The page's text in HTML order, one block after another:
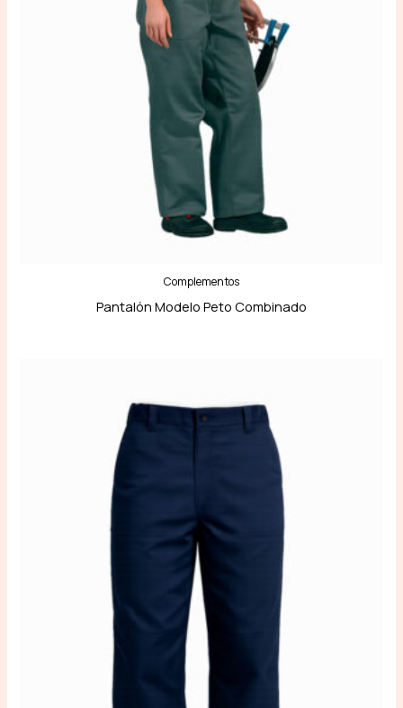
Complementos
Pantalón Modelo Peto Combinado